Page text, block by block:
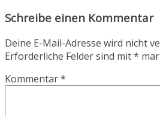
Schreibe einen Kommentar
Deine E-Mail-Adresse wird nicht
Erforderliche Felder sind mit*
Kommentar*